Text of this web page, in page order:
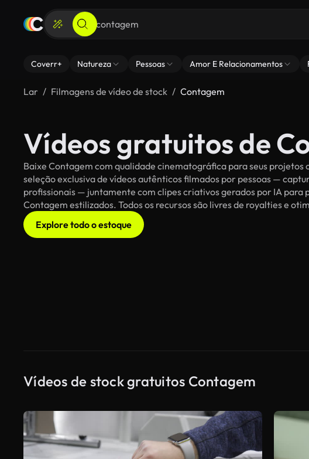
Coverr+ Natureza Pessoas Amor E Relacionamentos
Lar Filmagens de vídeo de stock Contagem
Vídeos gratuitos de
Baixe Contagem com qualidade cinematográfica para seus
seleção exclusiva de vídeos autênticos filmados por pessoas —
profissionais — juntamente com clipes criativos gerados por IA para
Contagem estilizados. Todos os recursos são livres de royalties e
Explore todo o estoque
Vídeos de stock gratuitos Contagem